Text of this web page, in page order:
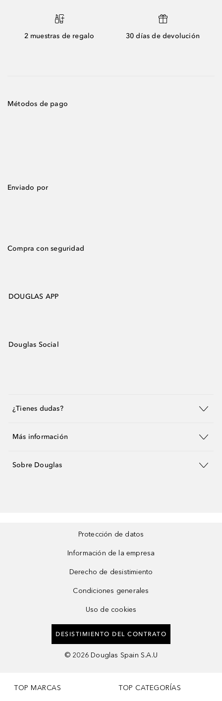
2 muestras de regalo 30 días de devolución
Métodos de pago
Enviado por
Compra con seguridad
DOUGLAS APP
Douglas Social
¿Tienes dudas?
Más información
Sobre Douglas
Protección de datos
Información de la empresa
Derecho de desistimiento
Condiciones generales
Uso de cookies
DESISTIMIENTO DEL CONTRATO
© 2026 Douglas Spain S.A.U
TOP MARCAS TOP CATEGORÍAS